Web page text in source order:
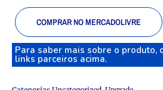
COMPRAR NO MERCADOLIVRE
Para saber mais sobre o produto,
links parceiros acima.